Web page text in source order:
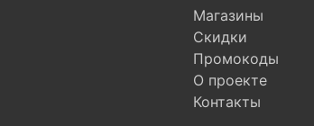
Магазины
Скидки
Промокоды
О проекте
Контакты